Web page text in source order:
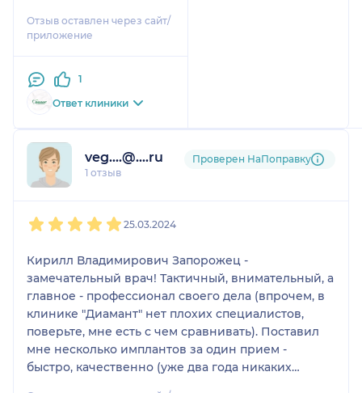
понедельник.
В понедельник к
зуб не так болел, но
мешал.
Небольшое помещение,
уютненько так, бахилы,
диванчик, стойка
кабинет врача. Все
Приехал раньше
времени, но доктор
принял сразу. Кирилл
Владимирович
Запорожец. Сделал
укол, почти сразу и
удалил зуб. Больно не
Отзыв оставлен через сайт/
приложение
1
Ответ клиники
veg....@....ru
1 отзыв
Проверен НаПоправку
25.03.2024
Кирилл Владимирович Запорожец -
замечательный врач! Тактичный, внимательный, а
главное - профессионал своего дела (впрочем, в
клинике "Диамант" нет плохих специалистов,
поверьте, мне есть с чем сравнивать). Поставил
мне несколько имплантов за один прием -
быстро, качественно (уже два года никаких